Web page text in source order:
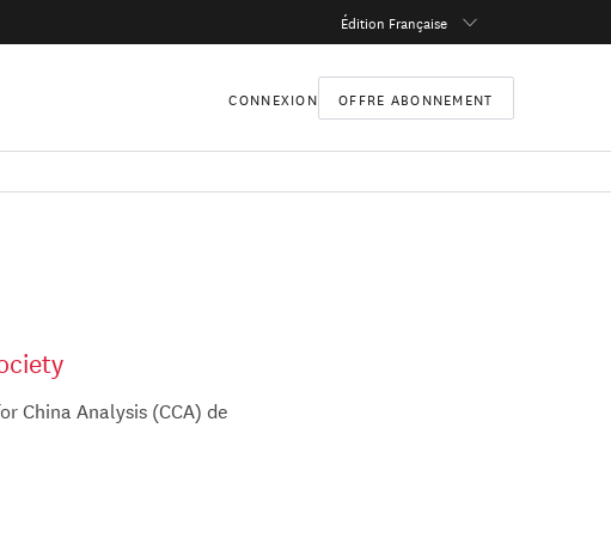
Édition Française
CONNEXION OFFRE ABONNEMENT
China Analysis (CCA) de
20 ans au consulat
Unis à Pékin (2020-